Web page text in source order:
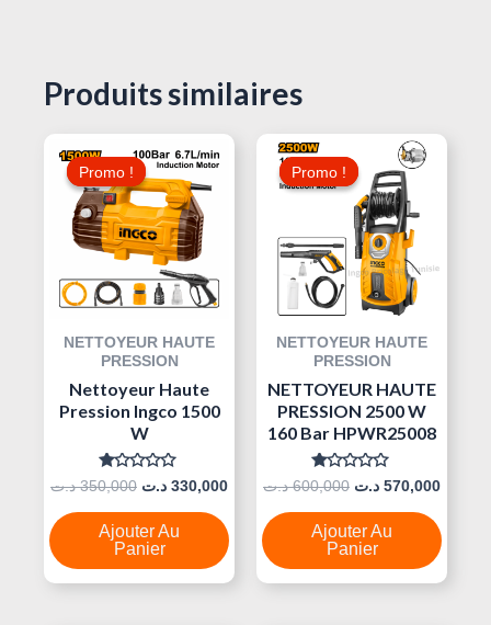
Produits similaires
Promo !
Promo !
NETTOYEUR HAUTE
PRESSION
Nettoyeur Haute
Pression Ingco 1500
W
Note
0
Sur
5
350,000 د.ت
Prix
Initial
Était :
330,000 د.ت
Le
Ajouter Au
Panier
Promo !
Promo !
NETTOYEUR HAUTE
PRESSION
NETTOYEUR HAUTE
PRESSION 2500 W
160 Bar HPWR25008
Note
0
Sur
5
600,000 د.ت
Prix
Initial
Était :
570,000 د.ت
Le
Ajouter Au
Panier